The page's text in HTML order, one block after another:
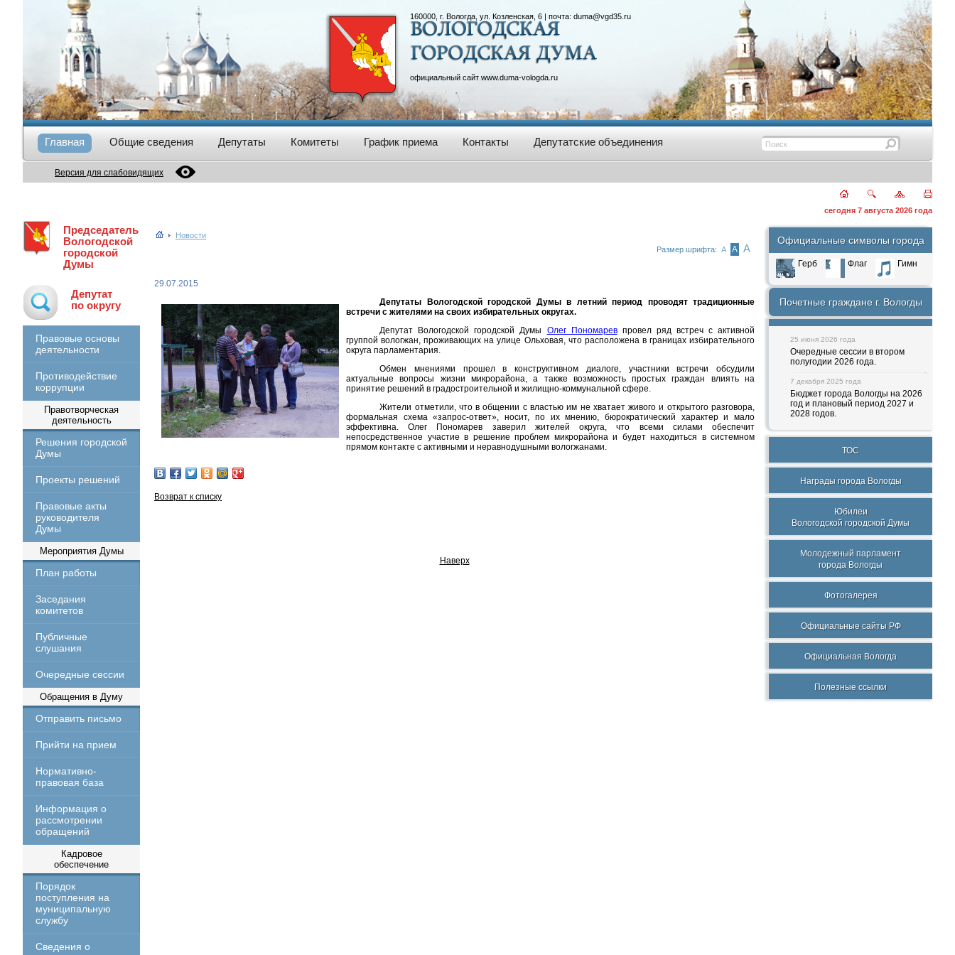
160000, г. Вологда, ул. Козленская, 6 | почта: duma@vgd35.ru
официальный сайт www.duma-vologda.ru
Главная Общие сведения Депутаты Комитеты График приема Контакты Депутатские объединения
Версия для слабовидящих
сегодня 7 августа 2026 года
Председатель
Вологодской
городской
Думы
Депутат
по округу
Правовые основы
деятельности
Противодействие
коррупции
Правотворческая
деятельность
Решения городской
Думы
Проекты решений
Правовые акты
руководителя
Думы
Мероприятия Думы
План работы
Заседания
комитетов
Публичные
слушания
Очередные сессии
Обращения в Думу
Отправить письмо
Прийти на прием
Нормативно-
правовая база
Информация о
рассмотрении
обращений
Кадровое
обеспечение
Порядок
поступления на
муниципальную
службу
Сведения о
Новости
Размер шрифта: А А А
29.07.2015
Депутаты Вологодской городской Думы в летний период проводят традиционные
встречи с жителями на своих избирательных округах.
Депутат Вологодской городской Думы Олег Пономаревпровел ряд встреч с активной
группой вологжан, проживающих на улице Ольховая, что расположена в границах избирательного
округа парламентария.
Обмен мнениями прошел в конструктивном диалоге, участники встречи обсудили
актуальные вопросы жизни микрорайона, а также возможность простых граждан влиять на
принятие решений в градостроительной и жилищно-коммунальной сфере.
Жители отметили, что в общении с властью им не хватает живого и открытого разговора,
формальная схема «запрос-ответ», носит, по их мнению, бюрократический характер и мало
эффективна. Олег Пономарев заверил жителей округа, что всеми силами обеспечит
непосредственное участие в решение проблем микрорайона и будет находиться в системном
прямом контакте с активными и неравнодушными вологжанами.
Возврат к списку
Наверх
Официальные символы города
Герб Флаг Гимн
Почетные граждане г. Вологды
25 июня 2026 года
Очередные сессии в втором
полугодии 2026 года.
7 декабря 2025 года
Бюджет города Вологды на 2026
год и плановый период 2027 и
2028 годов.
ТОС
Награды города Вологды
Юбилеи
Вологодской городской Думы
Молодежный парламент
города Вологды
Фотогалерея
Официальные сайты РФ
Официальная Вологда
Полезные ссылки